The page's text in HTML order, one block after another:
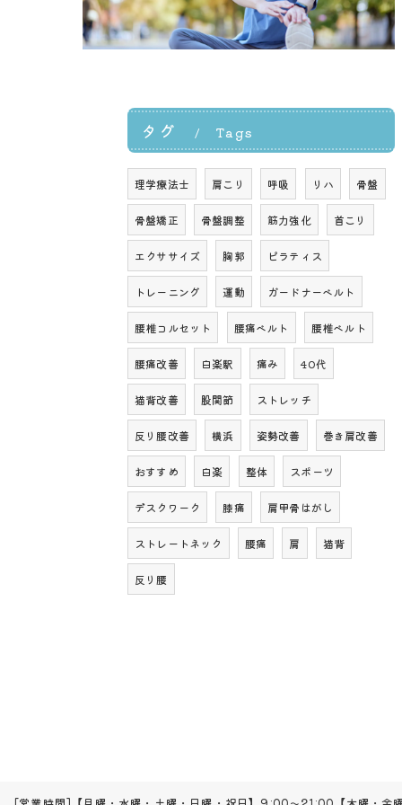
タグ Tags
理学療法士 肩こり 呼吸 リハ 骨盤
骨盤矯正 骨盤調整 筋力強化 首こり
エクササイズ 胸郭 ピラティス
トレーニング 運動 ガードナーベルト
腰椎コルセット 腰痛ベルト 腰椎ベルト
腰痛改善 白楽駅 痛み 40代
猫背改善 股関節 ストレッチ
反り腰改善 横浜 姿勢改善 巻き肩改善
おすすめ 白楽 整体 スポーツ
デスクワーク 膝痛 肩甲骨はがし
ストレートネック 腰痛 肩 猫背
反り腰